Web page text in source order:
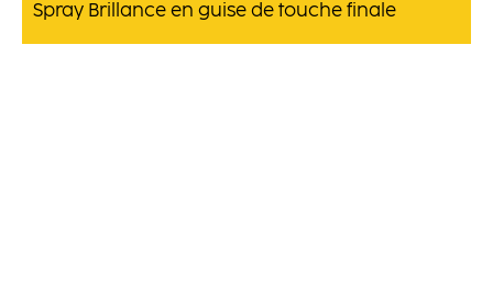
Spray Brillance en guise de touche finale